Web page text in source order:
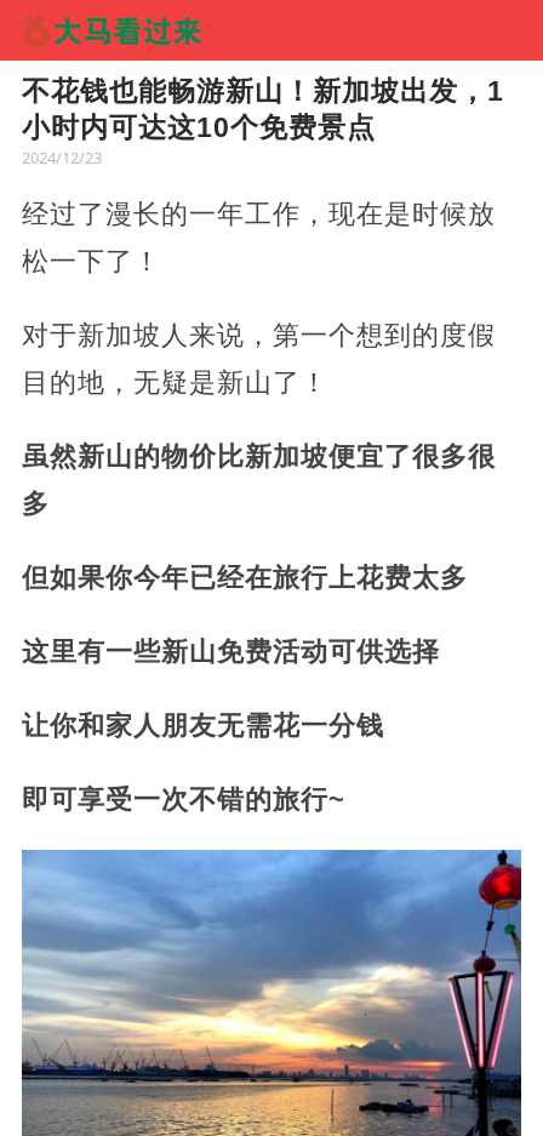
不花钱也能畅游新山！新加坡出发，1
小时内可达这10个免费景点
2024/12/23
经过了漫长的一年工作，现在是时候放
松一下了！
对于新加坡人来说，第一个想到的度假
目的地，无疑是新山了！
虽然新山的物价比新加坡便宜了很多很
多
但如果你今年已经在旅行上花费太多
这里有一些新山免费活动可供选择
让你和家人朋友无需花一分钱
即可享受一次不错的旅行~